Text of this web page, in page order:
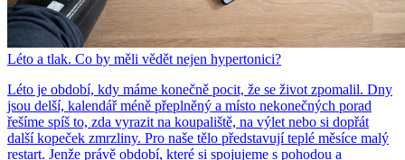
Léto a tlak. Co by měli vědět nejen hypertonici?
Léto je období, kdy máme konečně pocit, že se život zpomalil. Dny
jsou delší, kalendář méně přeplněný a místo nekonečných porad
řešíme spíš to, zda vyrazit na koupaliště, na výlet nebo si dopřát
další kopeček zmrzliny. Pro naše tělo představují teplé měsíce malý
restart. Jenže právě období, které si spojujeme s pohodou a